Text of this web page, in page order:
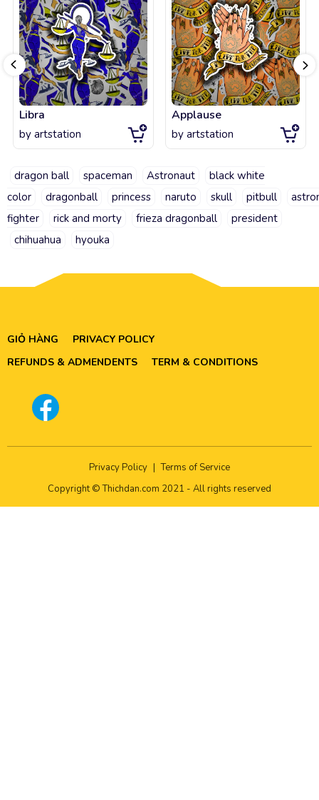
Libra
by artstation
Applause
by artstation
dragon ball spaceman Astronaut
black white
color
dragonball princess naruto skull pitbull
fighter
rick and morty frieza dragonball
president
chihuahua
hyouka
GIỎ HÀNG
PRIVACY POLICY
REFUNDS & ADMENDENTS
TERM & CONDITIONS
Privacy Policy | Terms of Service
Copyright © Thichdan.com 2021 - All rights reserved